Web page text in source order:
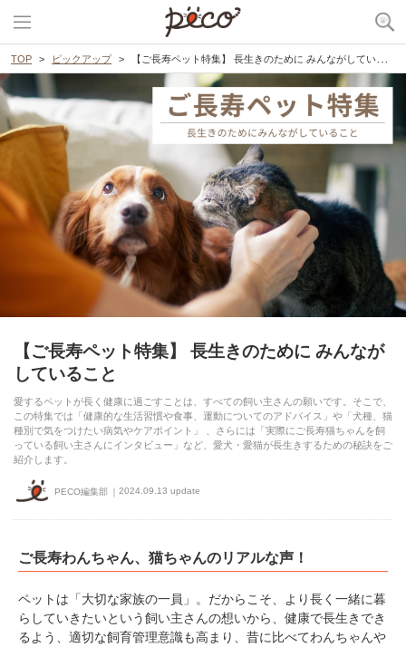
TOP ピックアップ 【ご長寿ペット特集】 長生きのために みんながしていること
【ご長寿ペット特集】 長生きのために みんなが
していること
愛するペットが長く健康に過ごすことは、すべての飼い主さんの願いです。そこで、
この特集では「健康的な生活習慣や食事、運動についてのアドバイス」や「犬種、猫
種別で気をつけたい病気やケアポイント」 、さらには「実際にご長寿猫ちゃんを飼
っている飼い主さんにインタビュー」など、愛犬・愛猫が長生きするための秘訣をご
紹介します。
PECO編集部 2024.09.13 update
ご長寿わんちゃん、猫ちゃんのリアルな声！
ペットは「大切な家族の一員」。だからこそ、より長く一緒に暮
らしていきたいという飼い主さんの想いから、健康で長生きでき
るよう、適切な飼育管理意識も高まり、昔に比べてわんちゃんや